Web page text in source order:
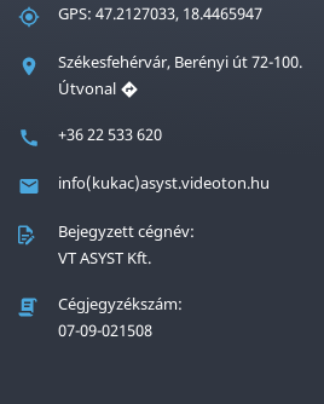
GPS: 47.2127033, 18.4465947
Székesfehérvár, Berényi út 72-100.
Útvonal
+36 22 533 620
info(kukac)asyst.videoton.hu
Bejegyzett cégnév:
VT ASYST Kft.
Cégjegyzékszám:
07-09-021508